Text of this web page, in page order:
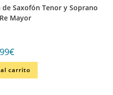
Saxofón Tenor y Soprano
Mayor
€
carrito